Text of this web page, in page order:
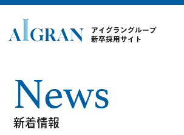
アイグラングループ
新卒採用サイト
News
新着情報